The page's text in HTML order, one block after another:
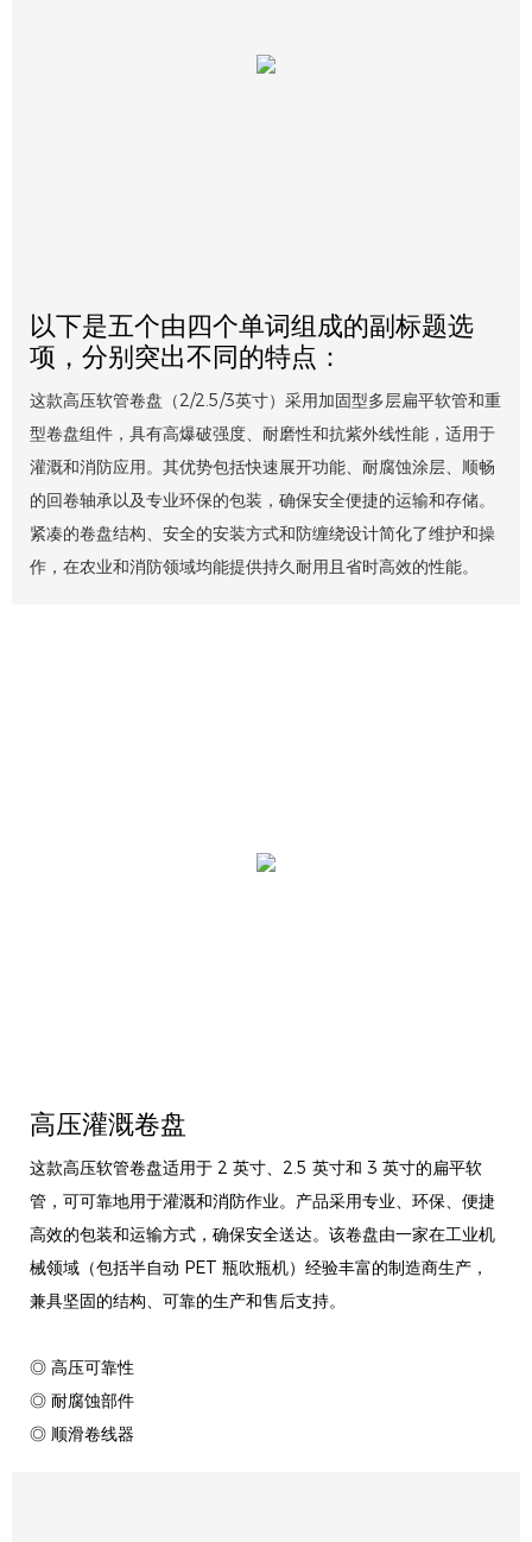
以下是五个由四个单词组成的副标题选
项，分别突出不同的特点：
这款高压软管卷盘（2/2.5/3英寸）采用加固型多层扁平软管和重
型卷盘组件，具有高爆破强度、耐磨性和抗紫外线性能，适用于
灌溉和消防应用。其优势包括快速展开功能、耐腐蚀涂层、顺畅
的回卷轴承以及专业环保的包装，确保安全便捷的运输和存储。
紧凑的卷盘结构、安全的安装方式和防缠绕设计简化了维护和操
作，在农业和消防领域均能提供持久耐用且省时高效的性能。
高压灌溉卷盘
这款高压软管卷盘适用于 2 英寸、2.5 英寸和 3 英寸的扁平软
管，可可靠地用于灌溉和消防作业。产品采用专业、环保、便捷
高效的包装和运输方式，确保安全送达​​。该卷盘由一家在工业机
械领域（包括半自动 PET 瓶吹瓶机）经验丰富的制造商生产，
兼具坚固的结构、可靠的生产和售后支持。
◎ 高压可靠性
◎ 耐腐蚀部件
◎ 顺滑卷线器